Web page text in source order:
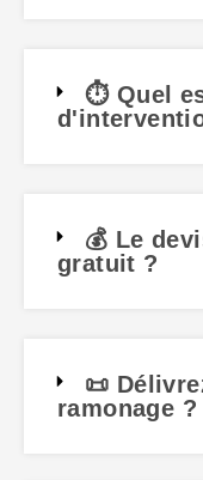
⏱️ Quel
💰 Le
gratuit ?
📜
ramonage ?